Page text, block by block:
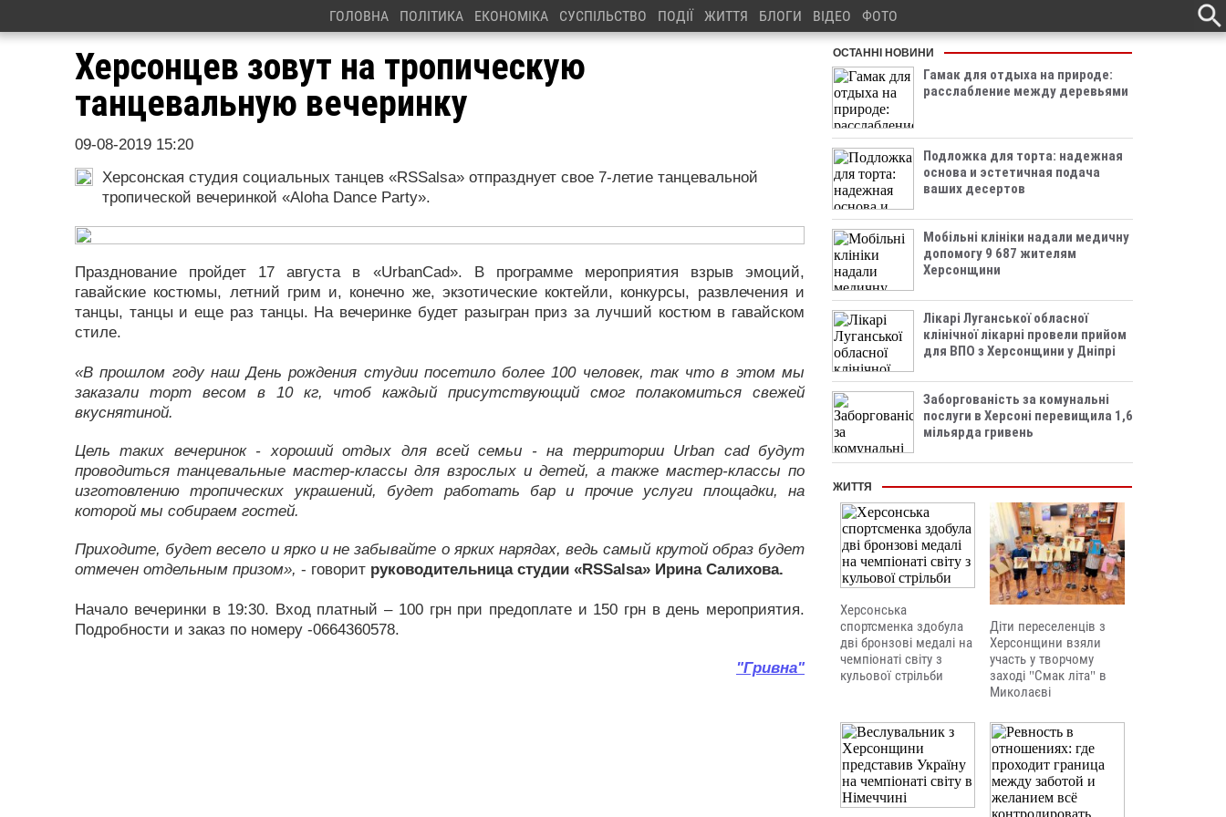
ГОЛОВНА ПОЛІТИКА ЕКОНОМІКА СУСПІЛЬСТВО ПОДІЇ ЖИТТЯ БЛОГИ ВІДЕО ФОТО
Херсонцев зовут на тропическую
танцевальную вечеринку
09-08-2019 15:20
Херсонская студия социальных танцев «RSSalsa» отпразднует свое 7-летие танцевальной
тропической вечеринкой «Aloha Dance Party».
Празднование пройдет 17 августа в «UrbanCad». В программе мероприятия взрыв эмоций,
гавайские костюмы, летний грим и, конечно же, экзотические коктейли, конкурсы, развлечения и
танцы, танцы и еще раз танцы. На вечеринке будет разыгран приз за лучший костюм в гавайском
стиле.
«В прошлом году наш День рождения студии посетило более 100 человек, так что в этом мы
заказали торт весом в 10 кг, чтоб каждый присутствующий смог полакомиться свежей
вкуснятиной.
Цель таких вечеринок - хороший отдых для всей семьи - на территории Urban cad будут
проводиться танцевальные мастер-классы для взрослых и детей, а также мастер-классы по
изготовлению тропических украшений, будет работать бар и прочие услуги площадки, на
которой мы собираем гостей.
Приходите, будет весело и ярко и не забывайте о ярких нарядах, ведь самый крутой образ будет
отмечен отдельным призом», - говорит руководительница студии «RSSalsa» Ирина Салихова.
Начало вечеринки в 19:30. Вход платный – 100 грн при предоплате и 150 грн в день мероприятия.
Подробности и заказ по номеру -0664360578.
"Гривна"
ОСТАННІ НОВИНИ
Гамак для отдыха на природе:
расслабление между деревьями
Подложка для торта: надежная
основа и эстетичная подача
ваших десертов
Мобільні клініки надали медичну
допомогу 9 687 жителям
Херсонщини
Лікарі Луганської обласної
клінічної лікарні провели прийом
для ВПО з Херсонщини у Дніпрі
Заборгованість за комунальні
послуги в Херсоні перевищила 1,6
мільярда гривень
ЖИТТЯ
Херсонська
спортсменка здобула
дві бронзові медалі на
чемпіонаті світу з
кульової стрільби
Діти переселенців з
Херсонщини взяли
участь у творчому
заході "Смак літа" в
Миколаєві